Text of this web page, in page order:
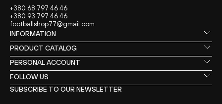
+380 68 797 46 46
+380 93 797 46 46
footballshop77@gmail.com
INFORMATION
PRODUCT CATALOG
PERSONAL ACCOUNT
FOLLOW US
SUBSCRIBE TO OUR NEWSLETTER